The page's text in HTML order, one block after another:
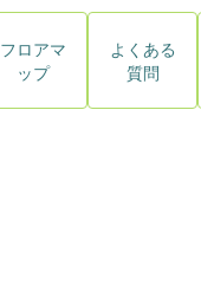
フロアマ
ップ
よくある
質問